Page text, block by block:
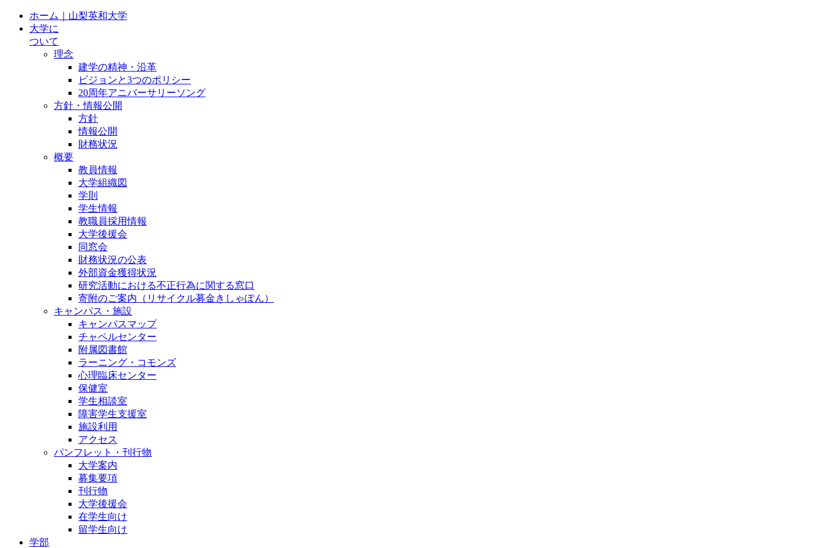
ホーム｜山梨英和大学
大学に
ついて
理念
建学の精神・沿革
ビジョンと3つのポリシー
20周年アニバーサリーソング
方針・情報公開
方針
情報公開
財務状況
概要
教員情報
大学組織図
学則
学生情報
教職員採用情報
大学後援会
同窓会
財務状況の公表
外部資金獲得状況
研究活動における不正行為に関する窓口
寄附のご案内（リサイクル募金きしゃぽん）
キャンパス・施設
キャンパスマップ
チャペルセンター
附属図書館
ラーニング・コモンズ
心理臨床センター
保健室
学生相談室
障害学生支援室
施設利用
アクセス
パンフレット・刊行物
大学案内
募集要項
刊行物
大学後援会
在学生向け
留学生向け
学部